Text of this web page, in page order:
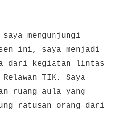
mengunjungi
ini, saya menjadi
dari kegiatan lintas
TIK. Saya
ruang aula yang
ratusan orang dari